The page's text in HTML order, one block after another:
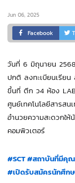
Jun 06, 2025
Facebook
วันที่ 6 มิถุนายน
ปกติ ลงทะเบียนเรียน
ขึ้นที่ ตึก ว4 ห้อง
ศูนย์เทคโนโลยีสารส
อำนวยความสะดวกให้
คอมพิวเตอร์
#SCT#สถาบันที่มีคุ
#เปิดรับสมัครนักศึกษ